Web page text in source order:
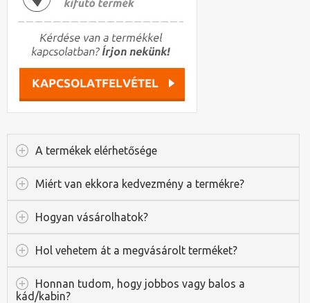
A termékek elérhetősége
Miért van ekkora kedvezmény a termékre?
Hogyan vásárolhatok?
Hol vehetem át a megvásárolt terméket?
Honnan tudom, hogy jobbos vagy balos a
kád/kabin?